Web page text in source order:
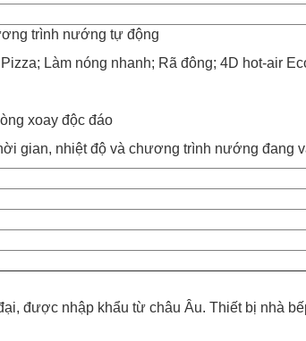
trình nướng tự động
Làm nóng nhanh; Rã đông; 4D hot-air
xoay độc đáo
gian, nhiệt độ và chương trình nướng đang
được nhập khẩu từ châu Âu. Thiết bị nhà